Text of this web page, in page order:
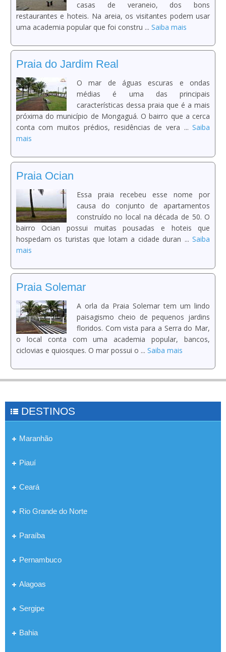
casas de veraneio, dos bons
restaurantes e hoteis. Na areia, os visitantes podem usar
uma academia popular que foi constru ... Saiba mais
Praia do Jardim Real
O mar de águas escuras e ondas
médias é uma das principais
características dessa praia que é a mais
próxima do município de Mongaguá. O bairro que a cerca
conta com muitos prédios, residências de vera ...Saiba
mais
Praia Ocian
Essa praia recebeu esse nome por
causa do conjunto de apartamentos
construído no local na década de 50. O
bairro Ocian possui muitas pousadas e hoteis que
hospedam os turistas que lotam a cidade duran ...Saiba
mais
Praia Solemar
A orla da Praia Solemar tem um lindo
paisagismo cheio de pequenos jardins
floridos. Com vista para a Serra do Mar,
o local conta com uma academia popular, bancos,
ciclovias e quiosques. O mar possui o ... Saiba mais
DESTINOS
Maranhão
Piauí
Ceará
Rio Grande do Norte
Paraíba
Pernambuco
Alagoas
Sergipe
Bahia